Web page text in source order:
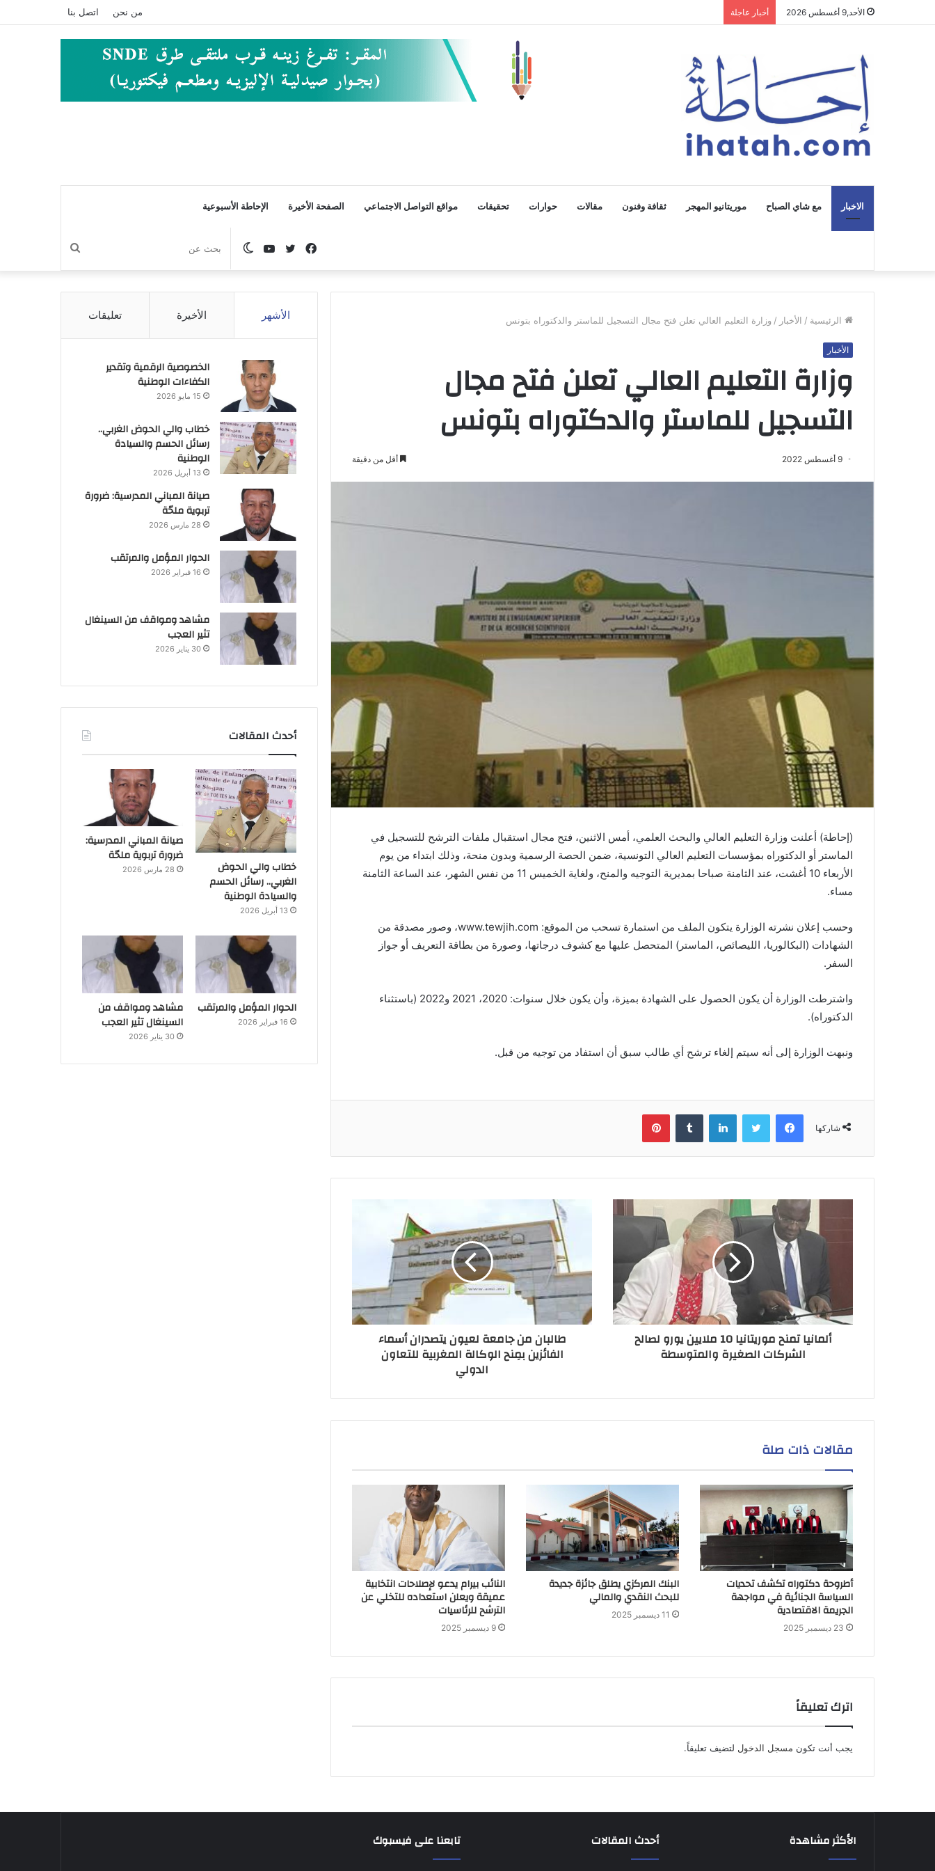
الأحد,9 أغسطس 2026 أخبار عاجلة من نحن اتصل بنا
الاخبار مع شاي الصباح موريتانيو المهجر ثقافة وفنون مقالات حوارات تحقيقات مواقع التواصل الاجتماعي الصفحة الأخيرة الإحاطة الأسبوعية
بحث
عن
الوضع
المظلم
يوتيوبتويتر
فيسبوك
الرئيسية / الأخبار / وزارة التعليم العالي تعلن فتح مجال التسجيل للماستر والدكتوراه بتونس
الأخبار
وزارة التعليم العالي تعلن فتح مجال
التسجيل للماستر والدكتوراه بتونس
9 أغسطس 2022 أقل من دقيقة
(إحاطة) أعلنت وزارة التعليم العالي والبحث العلمي، أمس الاثنين، فتح مجال استقبال ملفات الترشح للتسجيل في
الماستر أو الدكتوراه بمؤسسات التعليم العالي التونسية، ضمن الحصة الرسمية وبدون منحة، وذلك ابتداء من يوم
الأربعاء 10 أغشت، عند الثامنة صباحا بمديرية التوجيه والمنح، ولغاية الخميس 11 من نفس الشهر، عند الساعة الثامنة
مساء.
وحسب إعلان نشرته الوزارة يتكون الملف من استمارة تسحب من الموقع: www.tewjih.com، وصور مصدقة من
الشهادات (البكالوريا، الليصائص، الماستر) المتحصل عليها مع كشوف درجاتها، وصورة من بطاقة التعريف أو جواز
السفر.
واشترطت الوزارة أن يكون الحصول على الشهادة بميزة، وأن يكون خلال سنوات: 2020، 2021 و2022 (باستثناء
الدكتوراه).
ونبهت الوزارة إلى أنه سيتم إلغاء ترشح أي طالب سبق أن استفاد من توجيه من قبل.
شاركها
فيسبوك تويتر لينكدإن بينتيريست
ألمانيا تمنح موريتانيا 10 ملايين يورو لصالح
الشركات الصغيرة والمتوسطة
طالبان من جامعة لعيون يتصدران أسماء
الفائزين بمِنح الوكالة المغربية للتعاون
الدولي
مقالات ذات صلة
أطروحة دكتوراه تكشف تحديات
السياسة الجنائية في مواجهة
الجريمة الاقتصادية
23 ديسمبر 2025
البنك المركزي يطلق جائزة جديدة
للبحث النقدي والمالي
11 ديسمبر 2025
النائب بيرام يدعو لإصلاحات انتخابية
عميقة ويعلن استعداده للتخلي عن
الترشح للرئاسيات
9 ديسمبر 2025
اترك تعليقاً
يجب أنت تكون مسجل الدخول لتضيف تعليقاً.
الأشهر الأخيرة تعليقات
الخصوصية الرقمية وتقدير
الكفاءات الوطنية
15 مايو 2026
خطاب والي الحوض الغربي..
رسائل الحسم والسيادة
الوطنية
13 أبريل 2026
صيانة المباني المدرسية: ضرورة
تربوية ملحّة
28 مارس 2026
الحوار المؤمل والمرتقب
16 فبراير 2026
مشاهد ومواقف من السينغال
تثير العجب
30 يناير 2026
أحدث المقالات
خطاب والي الحوض
الغربي.. رسائل الحسم
والسيادة الوطنية
13 أبريل 2026
صيانة المباني المدرسية:
ضرورة تربوية ملحّة
28 مارس 2026
الحوار المؤمل والمرتقب
16 فبراير 2026
مشاهد ومواقف من
السينغال تثير العجب
30 يناير 2026
الأكثر مشاهدة أحدث المقالات تابعنا على فيسبوك